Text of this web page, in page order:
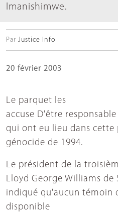
Imanishimwe.
Par Justice Info
20 février 2003
Le parquet les
accuse D'être
qui ont eu lieu dans cette
génocide de 1994.
Le président de la
Lloyd George Williams de
indiqué qu'aucun témoin
disponible